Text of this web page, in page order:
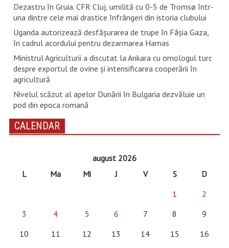
Dezastru în Gruia. CFR Cluj, umilită cu 0-5 de Tromsø într-
una dintre cele mai drastice înfrângeri din istoria clubului
Uganda autorizează desfăşurarea de trupe în Fâşia Gaza,
în cadrul acordului pentru dezarmarea Hamas
Ministrul Agriculturii a discutat la Ankara cu omologul turc
despre exportul de ovine și intensificarea cooperării în
agricultură
Nivelul scăzut al apelor Dunării în Bulgaria dezvăluie un
pod din epoca romană
CALENDAR
august 2026
L
Ma Mi J V S
D
1
2
3
4 5 6 7 8
9
10
11 12 13 14 15
16